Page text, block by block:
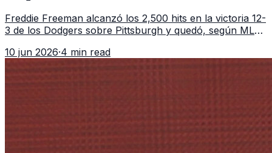
Freddie Freeman alcanzó los 2,500 hits en la victoria 12-
3 de los Dodgers sobre Pittsburgh y quedó, según MLB,
Grandes Ligas.
10 jun 2026·4 min read